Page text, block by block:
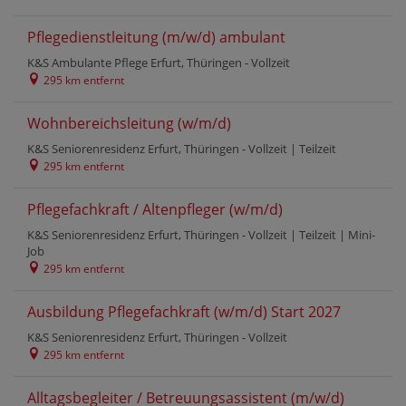
Pflegedienstleitung (m/w/d) ambulant
K&S Ambulante Pflege Erfurt, Thüringen -Vollzeit
295 km entfernt
Wohnbereichsleitung (w/m/d)
K&S Seniorenresidenz Erfurt, Thüringen -Vollzeit | Teilzeit
295 km entfernt
Pflegefachkraft / Altenpfleger (w/m/d)
K&S Seniorenresidenz Erfurt, Thüringen -Vollzeit | Teilzeit | Mini-
Job
295 km entfernt
Ausbildung Pflegefachkraft (w/m/d) Start 2027
K&S Seniorenresidenz Erfurt, Thüringen -Vollzeit
295 km entfernt
Alltagsbegleiter / Betreuungsassistent (m/w/d)